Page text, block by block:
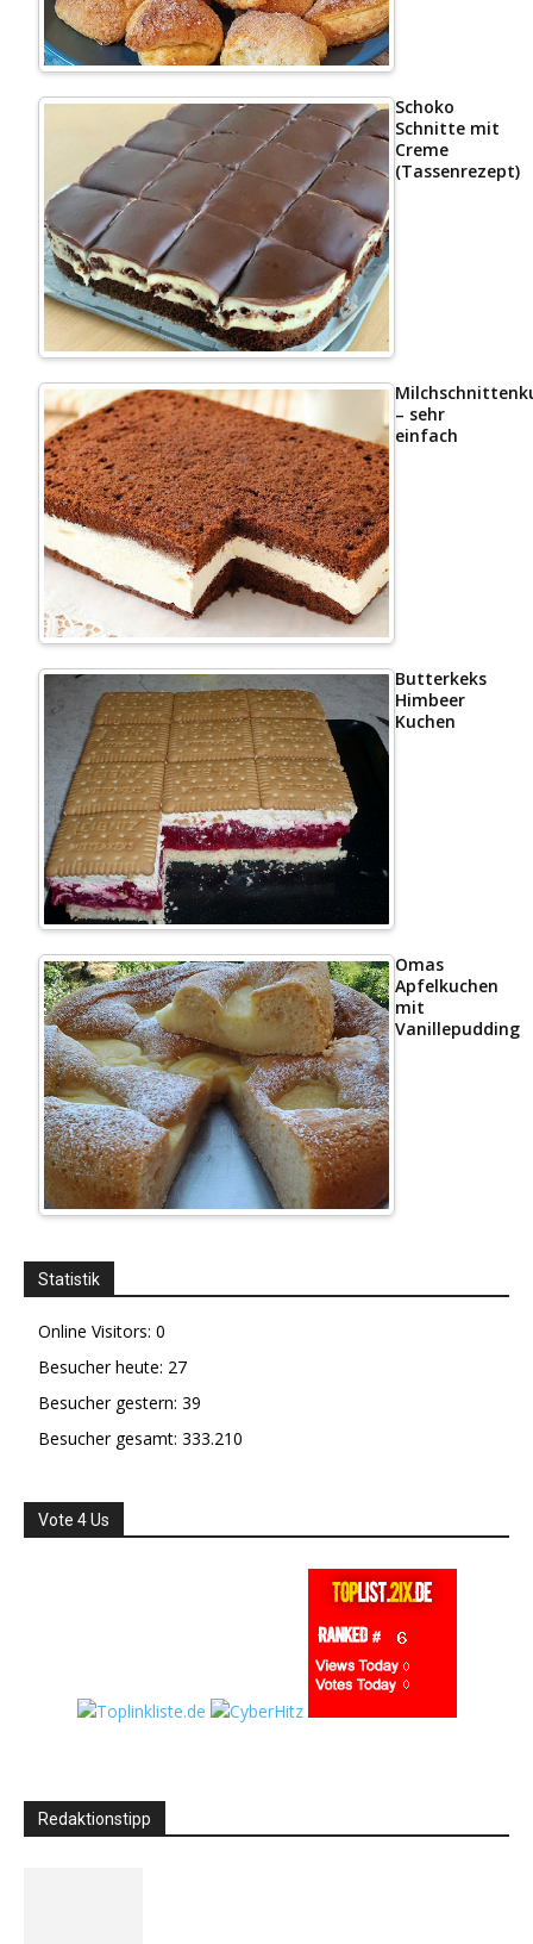
Schoko
Schnitte mit
Creme
(Tassenrezept)
– sehr
einfach
Butterkeks
Himbeer
Kuchen
Omas
Apfelkuchen
mit
Vanillepudding
Statistik
Online Visitors: 0
Besucher heute: 27
Besucher gestern: 39
Besucher gesamt: 333.210
Vote 4 Us
Redaktionstipp